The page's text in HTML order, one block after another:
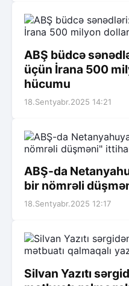
ABŞ büdcə
üçün İrana 500
hücumu
18.Sentyabr.2025 14:21
ABŞ-da
bir nömrəli
18.Sentyabr.2025 12:17
Silvan Yazıtı